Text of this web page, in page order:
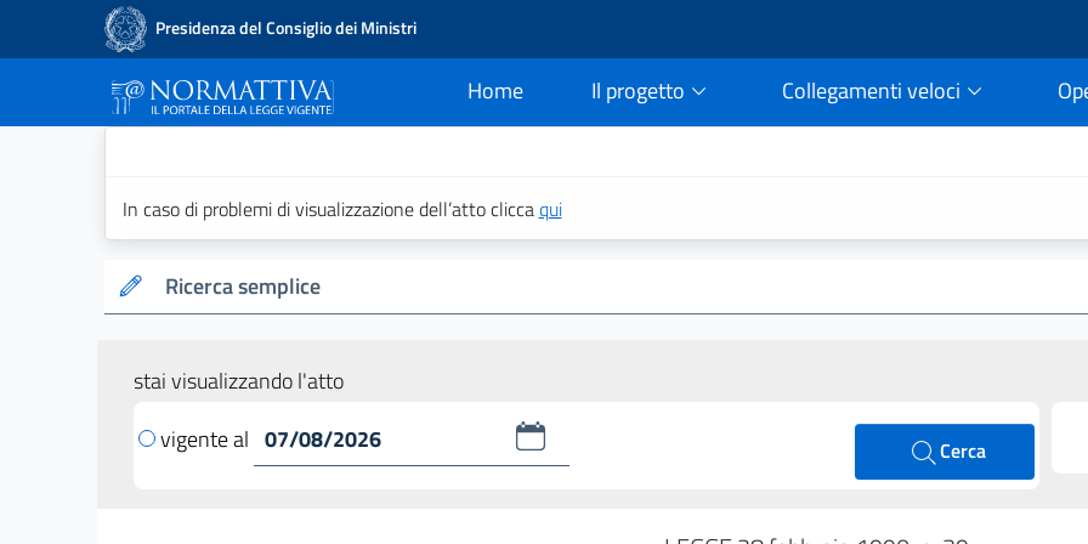
Presidenza del Consiglio dei Ministri
Home
current Il progetto Collegamenti veloci
In caso di problemi di visualizzazione dell’atto cliccaqui
Ricerca semplice
stai visualizzando l'atto
vigente al
Cerca